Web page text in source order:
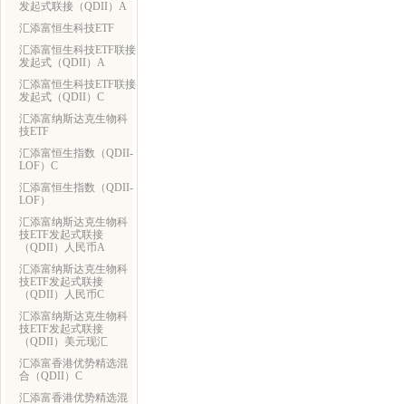
发起式联接（QDII）A
汇添富恒生科技ETF
汇添富恒生科技ETF联接
发起式（QDII）A
汇添富恒生科技ETF联接
发起式（QDII）C
汇添富纳斯达克生物科
技ETF
汇添富恒生指数（QDII-
LOF）C
汇添富恒生指数（QDII-
LOF）
汇添富纳斯达克生物科
技ETF发起式联接
（QDII）人民币A
汇添富纳斯达克生物科
技ETF发起式联接
（QDII）人民币C
汇添富纳斯达克生物科
技ETF发起式联接
（QDII）美元现汇
汇添富香港优势精选混
合（QDII）C
汇添富香港优势精选混